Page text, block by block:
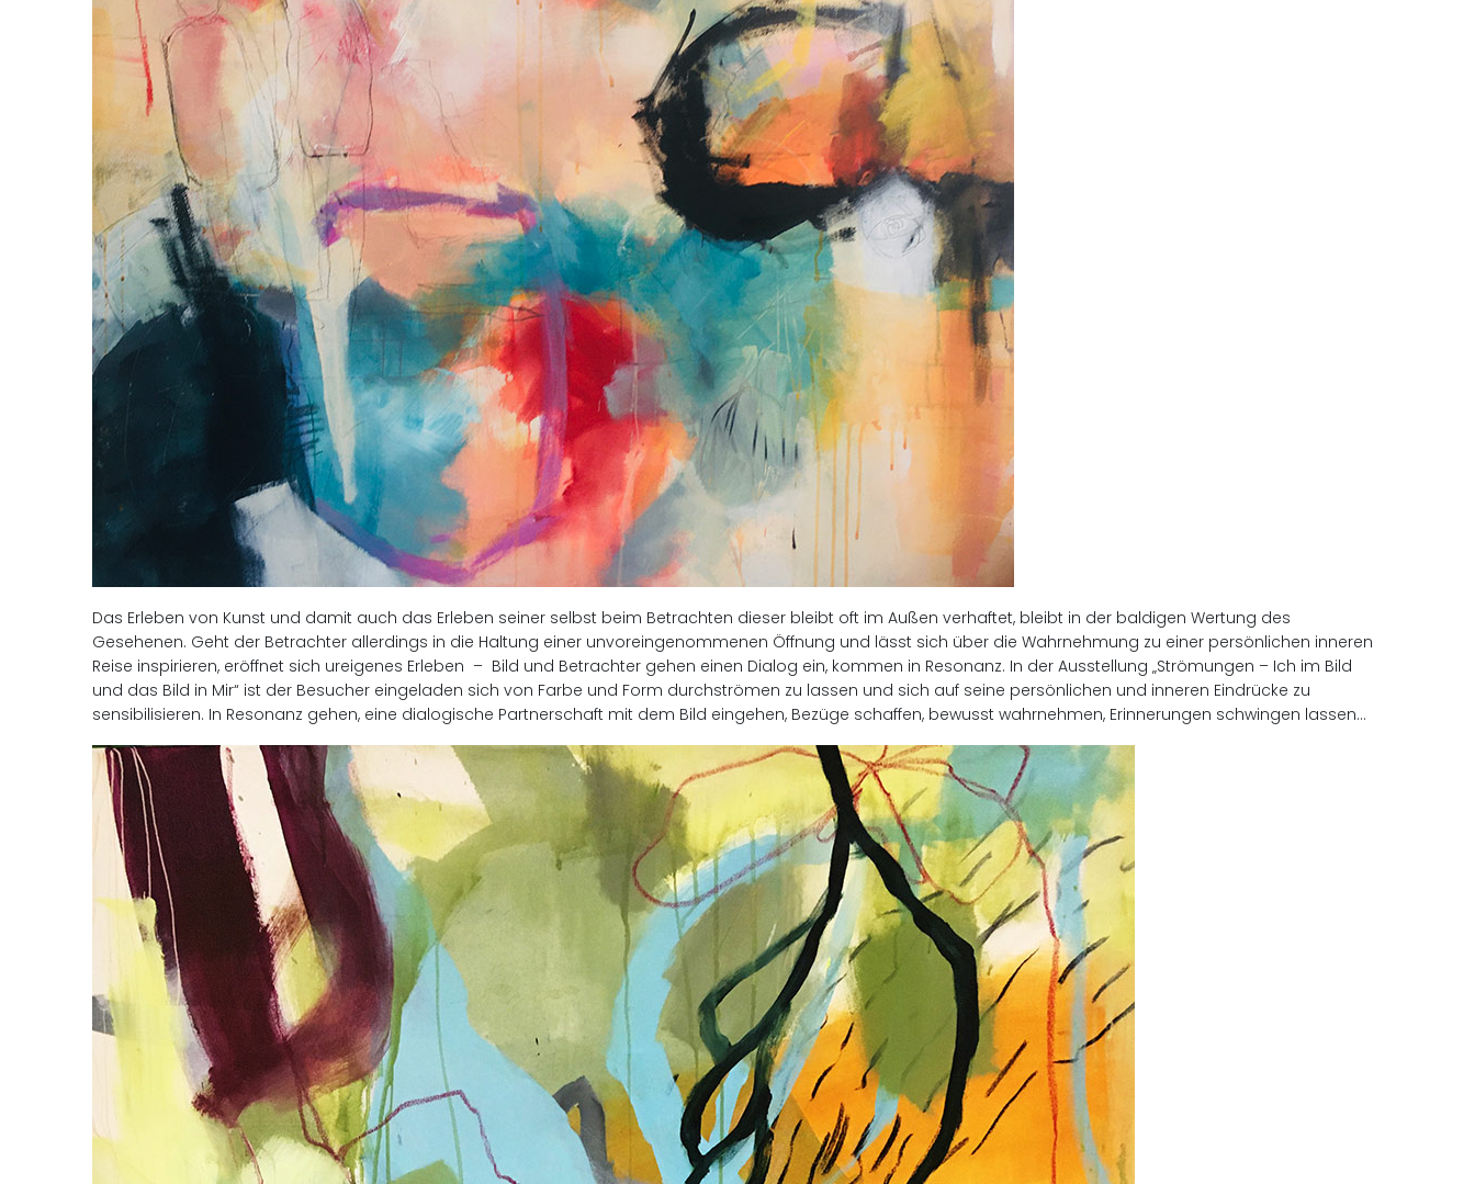
Das Erleben von Kunst und damit auch das Erleben seiner selbst beim Betrachten dieser bleibt oft im Außen verhaftet, bleibt in der baldigen Wertung des
Gesehenen. Geht der Betrachter allerdings in die Haltung einer unvoreingenommenen Öffnung und lässt sich über die Wahrnehmung zu einer persönlichen inneren
Reise inspirieren, eröffnet sich ureigenes Erleben – Bild und Betrachter gehen einen Dialog ein, kommen in Resonanz. In der Ausstellung „Strömungen – Ich im Bild
und das Bild in Mir“ ist der Besucher eingeladen sich von Farbe und Form durchströmen zu lassen und sich auf seine persönlichen und inneren Eindrücke zu
sensibilisieren. In Resonanz gehen, eine dialogische Partnerschaft mit dem Bild eingehen, Bezüge schaffen, bewusst wahrnehmen, Erinnerungen schwingen lassen…